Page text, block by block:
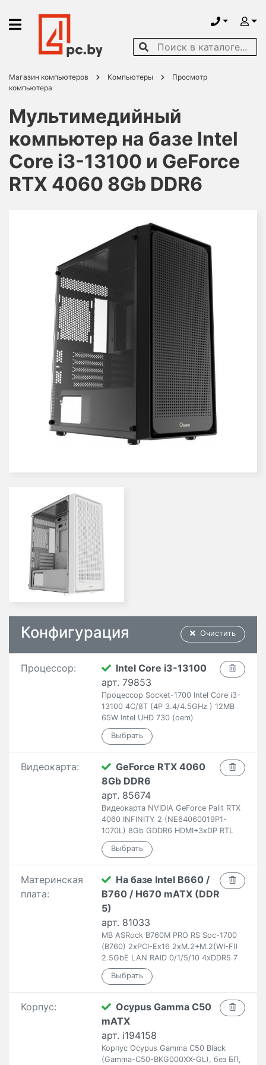
Магазин компьютеров Компьютеры
Просмотр
компьютера
Мультимедийный
компьютер на базе Intel
Core i3-13100 и GeForce
RTX 4060 8Gb DDR6
Очистить
Конфигурация
Процессор:
Intel Core i3-13100
арт. 79853
Процессор Socket-1700 Intel Core i3-
13100 4C/8T (4P 3.4/4.5GHz ) 12MB
65W Intel UHD 730 (oem)
Видеокарта:
GeForce RTX 4060
8Gb DDR6
арт. 85674
Видеокарта NVIDIA GeForce Palit RTX
4060 INFINITY 2 (NE64060019P1-
1070L) 8Gb GDDR6 HDMI+3xDP RTL
Материнская
плата:
На базе Intel B660 /
B760 / H670 mATX (DDR
5)
арт. 81033
MB ASRock B760M PRO RS Soc-1700
(B760) 2xPCI-Ex16 2xM.2+M.2(WI-FI)
2.5GbE LAN RAID 0/1/5/10 4xDDR5 7
Корпус:
Ocypus Gamma C50
mATX
арт. i194158
Корпус Ocypus Gamma C50 Black
(Gamma-C50-BKG000XX-GL), без БП,